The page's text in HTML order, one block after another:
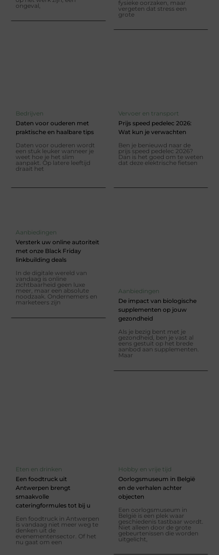
ongeval,
fysieke oorzaken, maar
vergeten dat stress een
grote
Bedrijven
Daten voor ouderen met
praktische en haalbare tips
Daten voor ouderen wordt
een stuk leuker wanneer je
weet hoe je het slim
aanpakt. Op latere leeftijd
draait het
Vervoer en transport
Prijs speed pedelec 2026:
Wat kun je verwachten
Ben je benieuwd naar de
prijs speed pedelec 2026?
Dan is het goed om te weten
dat deze elektrische fietsen
Aanbiedingen
Versterk uw online autoriteit
met onze Black Friday
linkbuilding deals
In de digitale wereld van
vandaag is online
zichtbaarheid geen luxe
meer, maar een absolute
noodzaak. Ondernemers en
marketeers zijn
Aanbiedingen
De impact van biologische
supplementen op jouw
gezondheid
Als je bezig bent met je
gezondheid, ben je vast al
eens gestuit op het brede
aanbod aan supplementen.
Maar
Eten en drinken
Een foodtruck uit
Antwerpen brengt
smaakvolle
cateringformules tot bij u
Een foodtruck in Antwerpen
is vandaag niet meer weg te
denken uit de
evenementensector. Of het
nu gaat om een
Hobby en vrije tijd
Oorlogsmuseum in België
en de verhalen achter
objecten
Een oorlogsmuseum in
België is een plek waar
geschiedenis tastbaar wordt.
Niet alleen door de grote
gebeurtenissen die worden
uitgelicht,